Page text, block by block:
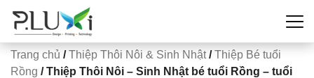
Trang chủ /Thiệp Thôi Nôi & Sinh Nhật/Thiệp Bé tuổi
Rồng / Thiệp Thôi Nôi – Sinh Nhật bé tuổi Rồng – tuổi